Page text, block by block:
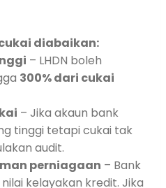
diabaikan:
– LHDN boleh
300% dari cukai
– Jika akaun bank
tinggi tetapi cukai tak
audit.
perniagaan – Bank
kelayakan kredit. Jika